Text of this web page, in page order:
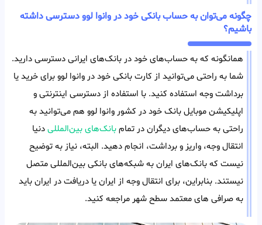
چگونه می‌توان به حساب بانکی خود در وانوا لوو دسترسی داشته
باشیم؟
همانگونه که به حساب‌های خود در بانک‌های ایرانی دسترسی دارید.
شما به راحتی می‌توانید از کارت بانکی خود در وانوا لوو برای خرید یا
برداشت وجه استفاده کنید. با استفاده از دسترسی اینترنتی و
اپلیکیشن موبایل بانک خود در کشور وانوا لوو هم می‌توانید به
راحتی به حساب‌های دیگران در تمامبانک‌های بین‌المللیدنیا
انتقال وجه، واریز و برداشت، انجام دهید. البته، نیاز به توضیح
نیست که بانک‌های ایران به شبکه‌های بانکی بین‌المللی متصل
نیستند. بنابراین، برای انتقال وجه از ایران یا دریافت در ایران باید
به صرافی های معتمد سطح شهر مراجعه کنید.